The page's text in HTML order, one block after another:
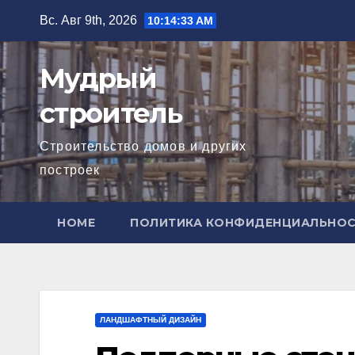
содержимому
Вс. Авг 9th, 2026 10:14:34 AM
Мудрый
строитель
Строительство домов и других
построек
HOME ПОЛИТИКА
ЛАНДШАФТНЫЙ ДИЗАЙН